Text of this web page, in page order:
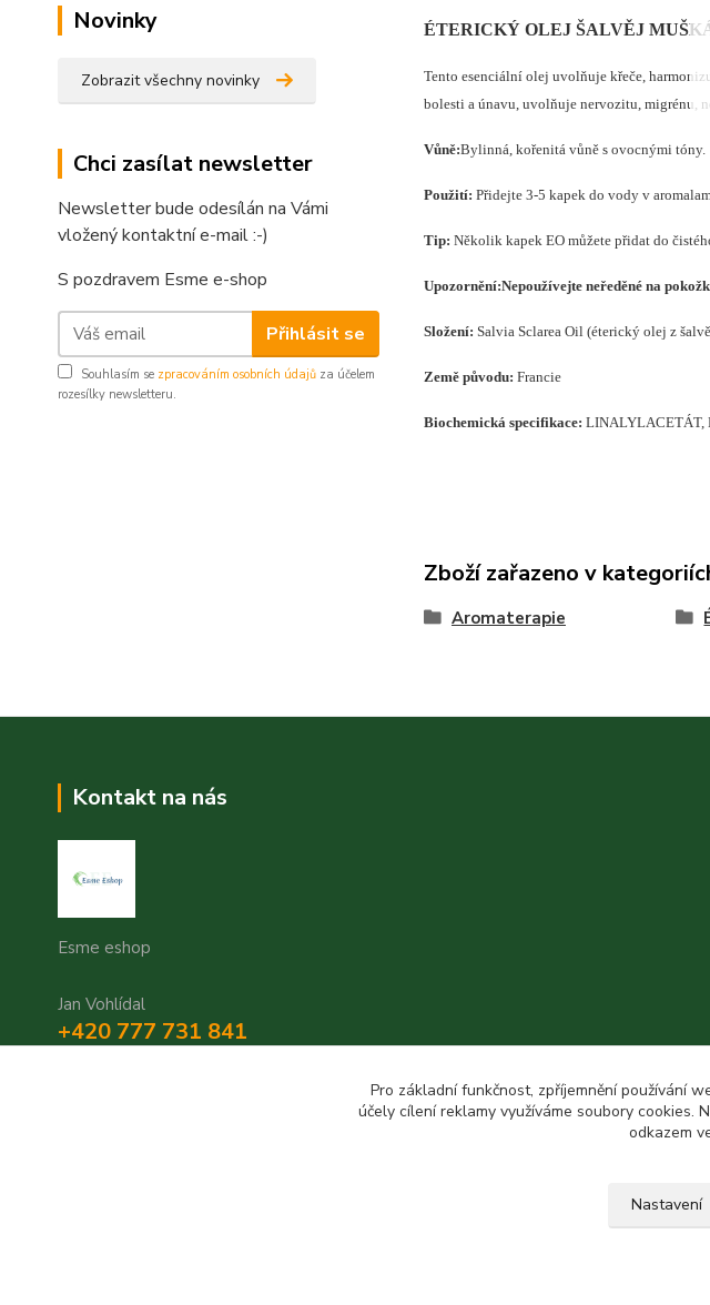
Novinky
Zobrazit všechny novinky
Chci zasílat newsletter
Newsletter bude odesílán na Vámi
vložený kontaktní e-mail :-)
S pozdravem Esme e-shop
Přihlásit se
Souhlasím se zpracováním osobních údajů za účelem
rozesílky newsletteru.
ÉTERICKÝ OLEJ ŠALVĚJ
Tento esenciální olej uvolňuje křeče,
bolesti a únavu, uvolňuje nervozitu, migrénu,
Vůně:Bylinná, kořenitá vůně s ovocnými tóny.
Použití: Přidejte 3-5 kapek do vody v
Tip: Několik kapek EO můžete přidat do
Upozornění:Nepoužívejte neředěné na
Složení: Salvia Sclarea Oil (éterický olej z
Země původu: Francie
Biochemická specifikace: LINALYLACETÁT,
Zboží zařazeno v
Aromaterapie
Kontakt na nás
Esme eshop
Jan Vohlídal
+420 777 731 841
Pro základní funkčnost, zpříjemnění používání
účely cílení reklamy využíváme soubory cookies.
odkazem
Nastavení